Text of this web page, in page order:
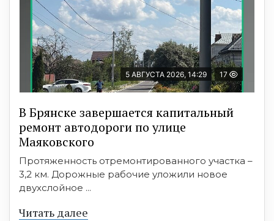
5 АВГУСТА 2026, 14:29 17
В Брянске завершается капитальный
ремонт автодороги по улице
Маяковского
Протяженность отремонтированного участка –
3,2 км. Дорожные рабочие уложили новое
двухслойное ...
Читать далее